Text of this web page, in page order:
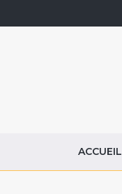
ACCUEIL